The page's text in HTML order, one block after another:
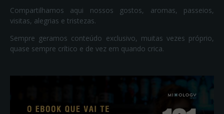
Compartilhamos aqui nossos gostos, aromas, passeios,
visitas, alegrias e tristezas.
Sempre geramos conteúdo exclusivo, muitas vezes próprio,
quase sempre crítico e de vez em quando crica.